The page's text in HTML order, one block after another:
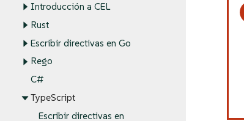
Introducción a CEL
Rust
Escribir directivas en Go
Rego
C#
TypeScript
Escribir directivas en